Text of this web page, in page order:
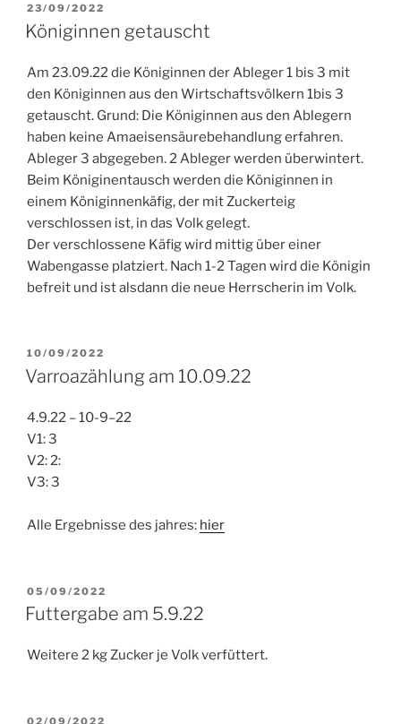
VERÖFFENTLICHT
AM
23/09/2022
Königinnen getauscht
Am 23.09.22 die Königinnen der Ableger 1 bis 3 mit
den Königinnen aus den Wirtschaftsvölkern 1bis 3
getauscht. Grund: Die Königinnen aus den Ablegern
haben keine Amaeisensäurebehandlung erfahren.
Ableger 3 abgegeben. 2 Ableger werden überwintert.
Beim Königinentausch werden die Königinnen in
einem Königinnenkäfig, der mit Zuckerteig
verschlossen ist, in das Volk gelegt.
Der verschlossene Käfig wird mittig über einer
Wabengasse platziert. Nach 1-2 Tagen wird die Königin
befreit und ist alsdann die neue Herrscherin im Volk.
VERÖFFENTLICHT
AM
10/09/2022
Varroazählung am 10.09.22
4.9.22 – 10-9–22
V1: 3
V2: 2:
V3: 3
Alle Ergebnisse des jahres: hier
VERÖFFENTLICHT
AM
05/09/2022
Futtergabe am 5.9.22
Weitere 2 kg Zucker je Volk verfüttert.
VERÖFFENTLICHT
02/09/2022